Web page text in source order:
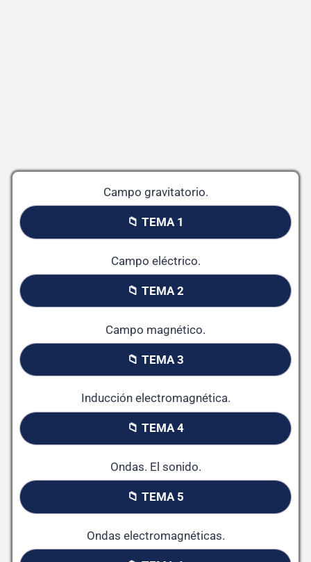
Campo gravitatorio.
📁 TEMA 1
Campo eléctrico.
📁 TEMA 2
Campo magnético.
📁 TEMA 3
Inducción electromagnética.
📁 TEMA 4
Ondas. El sonido.
📁 TEMA 5
Ondas electromagnéticas.